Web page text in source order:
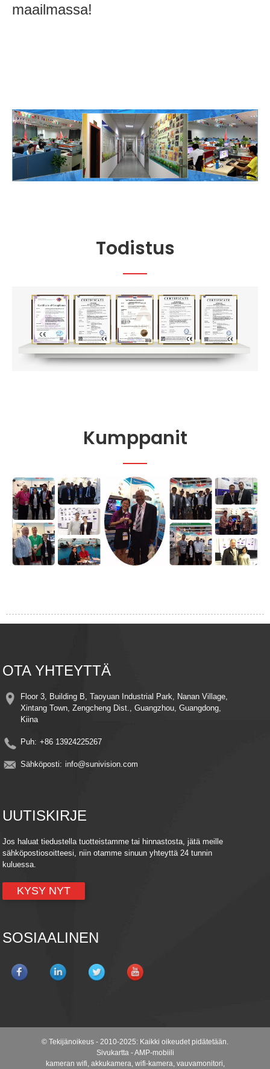
maailmassa!
Todistus
Kumppanit
OTA YHTEYTTÄ
Floor 3, Building B, Taoyuan Industrial Park, Nanan Village,
Xintang Town, Zengcheng Dist., Guangzhou, Guangdong,
Kiina
Puh: +86 13924225267
Sähköposti: info@sunivision.com
UUTISKIRJE
Jos haluat tiedustella tuotteistamme tai hinnastosta, jätä meille
sähköpostiosoitteesi, niin otamme sinuun yhteyttä 24 tunnin
kuluessa.
KYSY NYT
SOSIAALINEN
© Tekijänoikeus - 2010-2025: Kaikki oikeudet pidätetään.
Sivukartta-AMP-mobiili
kameran wifi, akkukamera, wifi-kamera, vauvamonitori,